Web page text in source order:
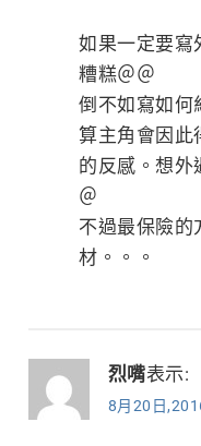
如果一定要寫
糟糕＠＠
倒不如寫如何
算主角會因此
的反感。想外
＠
不過最保險的
材。。。
烈嘴表示:
8月20日